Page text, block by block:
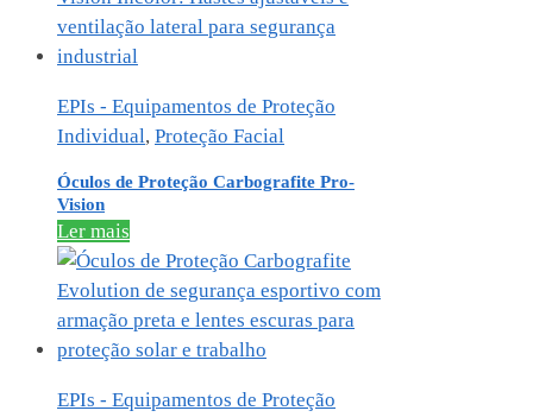
EPIs - Equipamentos de Proteção
Individual, Proteção Facial
Óculos de Proteção Carbografite Pro-
Vision
Ler mais
EPIs - Equipamentos de Proteção